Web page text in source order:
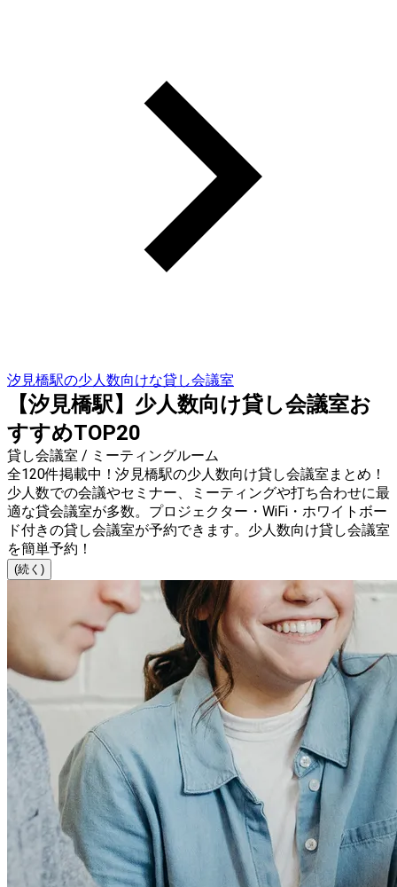
汐見橋駅の少人数向けな貸し会議室
【汐見橋駅】少人数向け貸し会議室お
すすめTOP20
貸し会議室 / ミーティングルーム
全120件掲載中！汐見橋駅の少人数向け貸し会議室まとめ！
少人数での会議やセミナー、ミーティングや打ち合わせに最
適な貸会議室が多数。プロジェクター・WiFi・ホワイトボー
ド付きの貸し会議室が予約できます。少人数向け貸し会議室
を簡単予約！
(続く)